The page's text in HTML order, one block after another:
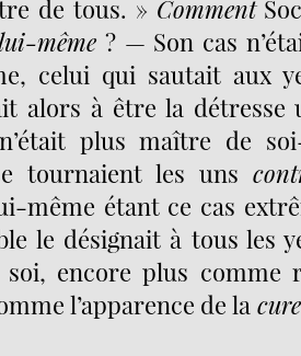
de tous. » Comment
même ? — Son cas
celui qui sautait aux
alors à être la détresse
plus maître de
tournaient les uns
même étant ce cas
le désignait à tous les
encore plus comme
l’apparence de la cure